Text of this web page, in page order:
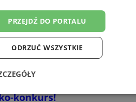
Przyjaciele – zapisz
konkurs!
PRZEJDŹ DO PORTALU
ODRZUĆ WSZYSTKIE
Wydajność Targetowanie